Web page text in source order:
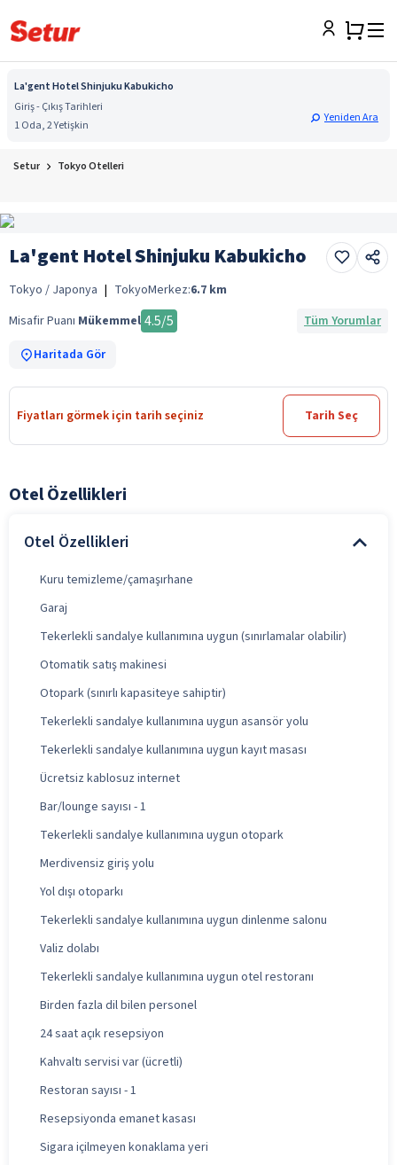
La'gent Hotel Shinjuku Kabukicho
Giriş - Çıkış Tarihleri
1 Oda, 2 Yetişkin
Yeniden Ara
Setur Tokyo Otelleri
La'gent Hotel Shinjuku Kabukicho
Tokyo / Japonya | TokyoMerkez:6.7 km
Misafir Puanı Mükemmel 4.5/5
Tüm Yorumlar
Haritada Gör
Fiyatları görmek için tarih seçiniz Tarih Seç
Otel Özellikleri
Otel Özellikleri
Kuru temizleme/çamaşırhane
Garaj
Tekerlekli sandalye kullanımına uygun (sınırlamalar olabilir)
Otomatik satış makinesi
Otopark (sınırlı kapasiteye sahiptir)
Tekerlekli sandalye kullanımına uygun asansör yolu
Tekerlekli sandalye kullanımına uygun kayıt masası
Ücretsiz kablosuz internet
Bar/lounge sayısı - 1
Tekerlekli sandalye kullanımına uygun otopark
Merdivensiz giriş yolu
Yol dışı otoparkı
Tekerlekli sandalye kullanımına uygun dinlenme salonu
Valiz dolabı
Tekerlekli sandalye kullanımına uygun otel restoranı
Birden fazla dil bilen personel
24 saat açık resepsiyon
Kahvaltı servisi var (ücretli)
Restoran sayısı - 1
Resepsiyonda emanet kasası
Sigara içilmeyen konaklama yeri